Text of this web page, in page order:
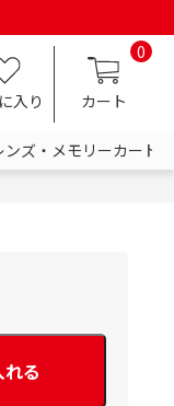
入り
0
カート
ズ・メモリーカード
る